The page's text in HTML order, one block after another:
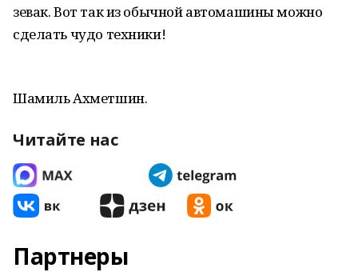
зевак. Вот так из обычной автомашины можно
сделать чудо техники!
Шамиль Ахметшин.
Читайте нас
Партнеры